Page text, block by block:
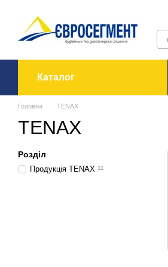
Каталог
Головна TENAX
TENAX
Розділ
Продукція TENAX 11